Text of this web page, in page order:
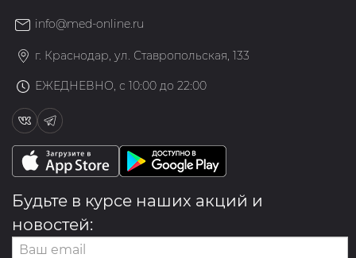
info@med-online.ru
г. Краснодар, ул. Ставропольская, 133
ЕЖЕДНЕВНО, с 10:00 до 22:00
Будьте в курсе наших акций и
новостей: